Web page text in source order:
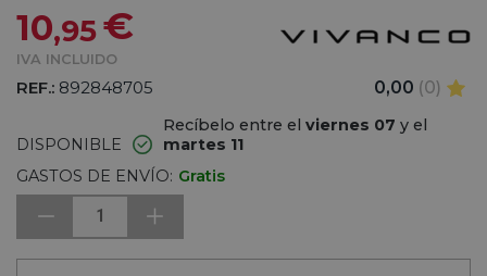
10,95€
IVA INCLUIDO
REF.: 892848705 0,00 (0)
DISPONIBLE
Recíbelo entre el viernes 07 y el
martes 11
GASTOS DE ENVÍO: Gratis
1